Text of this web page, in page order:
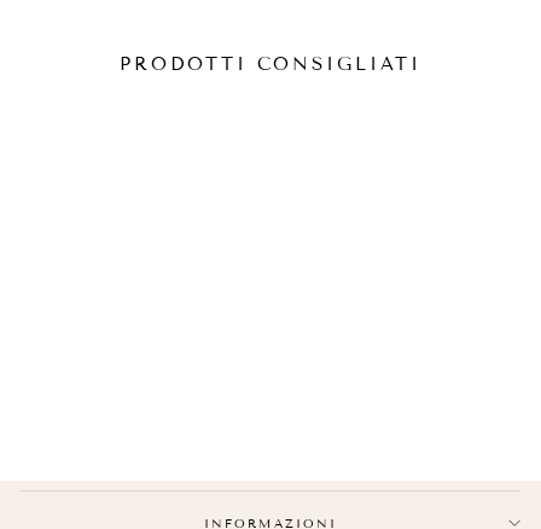
PRODOTTI CONSIGLIATI
INFORMAZIONI